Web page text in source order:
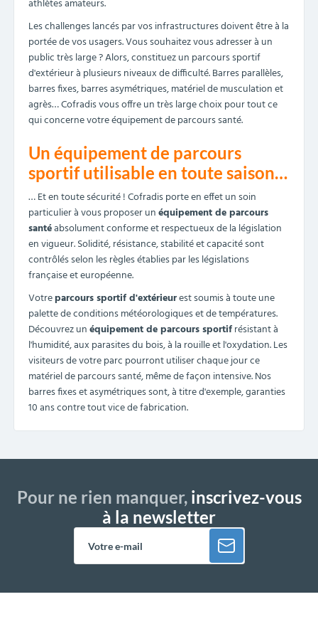
athlètes amateurs.
Les challenges lancés par vos infrastructures doivent être à la
portée de vos usagers. Vous souhaitez vous adresser à un
public très large ? Alors, constituez un parcours sportif
d'extérieur à plusieurs niveaux de difficulté. Barres parallèles,
barres fixes, barres asymétriques, matériel de musculation et
agrès… Cofradis vous offre un très large choix pour tout ce
qui concerne votre équipement de parcours santé.
Un équipement de parcours
sportif utilisable en toute saison…
… Et en toute sécurité ! Cofradis porte en effet un soin
particulier à vous proposer unéquipement de parcours
santéabsolument conforme et respectueux de la législation
en vigueur. Solidité, résistance, stabilité et capacité sont
contrôlés selon les règles établies par les législations
française et européenne.
Votreparcours sportif d'extérieurest soumis à toute une
palette de conditions météorologiques et de températures.
Découvrez unéquipement de parcours sportifrésistant à
l'humidité, aux parasites du bois, à la rouille et l'oxydation. Les
visiteurs de votre parc pourront utiliser chaque jour ce
matériel de parcours santé, même de façon intensive. Nos
barres fixes et asymétriques sont, à titre d'exemple, garanties
10 ans contre tout vice de fabrication.
Pour ne rien manquer,inscrivez-vous
à la newsletter